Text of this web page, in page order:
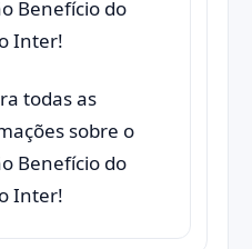
todas as
sobre o
Benefício do
Inter!